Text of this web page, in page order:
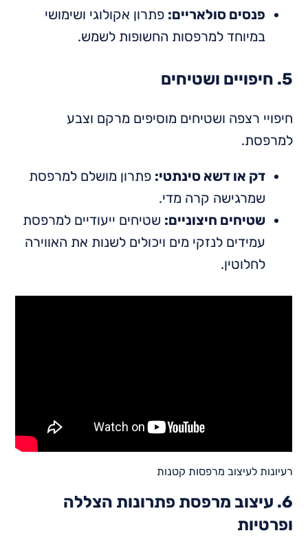
פנסים סולאריים: פתרון אקולוגי ושימושי
במיוחד למרפסות החשופות לשמש.
5. חיפויים ושטיחים
חיפויי רצפה ושטיחים מוסיפים מרקם וצבע
למרפסת.
דק או דשא סינתטי: פתרון מושלם למרפסת
שמרגישה קרה מדי.
שטיחים חיצוניים: שטיחים ייעודיים למרפסת
עמידים לנזקי מים ויכולים לשנות את האווירה
לחלוטין.
רעיונות לעיצוב מרפסות קטנות
6. עיצוב מרפסת פתרונות הצללה
ופרטיות